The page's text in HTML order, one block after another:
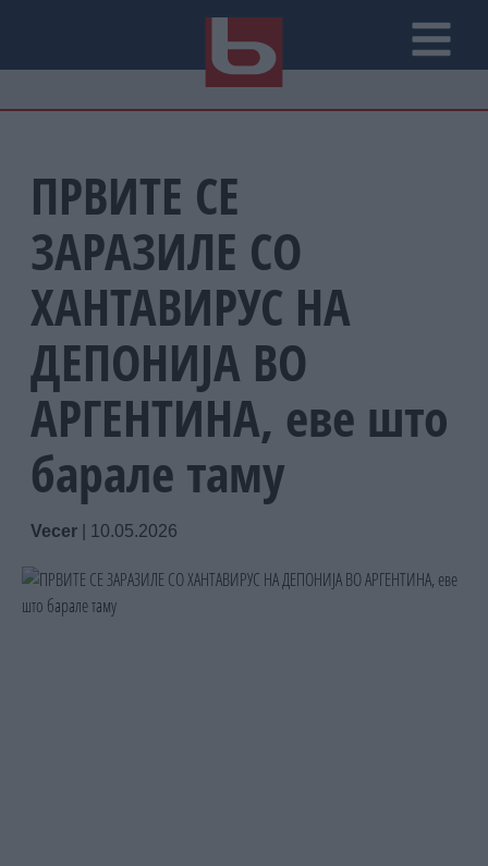
ПРВИТЕ СЕ
ЗАРАЗИЛЕ СО
ХАНТАВИРУС НА
ДЕПОНИЈА ВО
АРГЕНТИНА, еве што
барале таму
Vecer 10.05.2026